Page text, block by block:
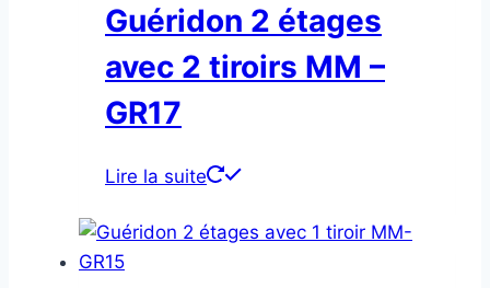
Guéridon 2 étages
avec 2 tiroirs MM –
GR17
Lire la suite